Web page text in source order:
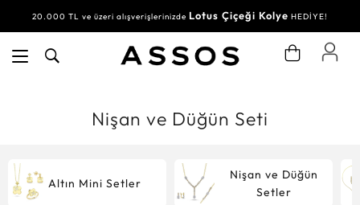
20.000 TL ve üzeri alışverişlerinizde Lotus Çiçeği Kolye HEDİYE!
30.000 TL ve üzeri alışverişlerinizdeSu Yolu BileklikHEDİYE!
Nişan ve Düğün Seti
Altın Mini Setler
Nişan ve Düğün
Setler